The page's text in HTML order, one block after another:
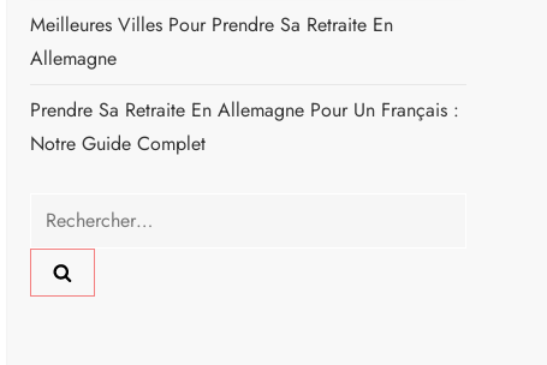
Meilleures Villes Pour Prendre Sa Retraite En
Allemagne
Prendre Sa Retraite En Allemagne Pour Un Français :
Notre Guide Complet
Rechercher :